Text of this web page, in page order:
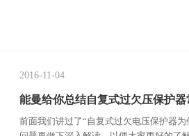
2016-11-04
能曼给你总结自复式过欠压保护
前面我们讲过了“自复式过欠电压保护器